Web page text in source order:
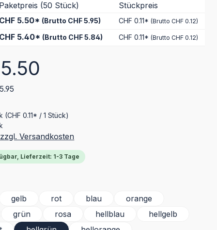
Paketpreis (50 Stück) Stückpreis
CHF 5.50* (Brutto CHF 5.95) CHF 0.11*(Brutto CHF 0.12)
CHF 5.40* (Brutto CHF 5.84) CHF 0.11*(Brutto CHF 0.12)
(CHF 0.11* / 1 Stück)
Versandkosten
Lieferzeit: 1-3 Tage
gelb rot blau
orange
grün rosa hellblau
hellgelb